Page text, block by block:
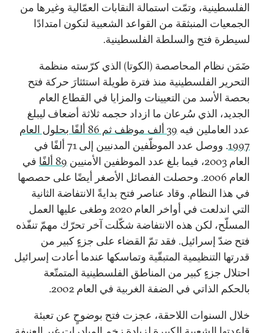
الفلسطينية، وتمّت استمالة النقابات العمّالية وغيرها من
الجمعيات المنبثقة من القواعد الشعبية لتكون امتدادًا
لسيطرة فتح والسلطة الفلسطينية.
ضَمَن نظام المحاصصة (الكوتا) الذي كرّسته منظمة
التحرير الفلسطينية منذ فترة طويلة استئثارَ حركة فتح
بحصة الأسد من التعيينات والمزايا في القطاع العام
الجديد، الذي سُرعان ما ازداد حجمه ثلاثة أضعاف ليبلغ
عدد العاملين فيه
39 ألف موظف ثم 86 ألفًا بحلول العام
1997
. ووصل عدد الموظّفين المدنيين إلى 71 ألفًا في
العام 2003، فيما بلغ عدد الموظفين الأمنيين
89 ألفًا
في
العام 2006. وحصلت الفصائل الأصغر أيضًا على حصصها
في هذا النظام. وقاد عناصر فتح بدايةً الانتفاضة الثانية
التي اندلعت في أواخر العام 2020 وطغى عليها العمل
المسلّح، لكن هذه الانتفاضة شكّلت آخر تحرّك مهمّ تنفّذه
فتح ضدّ إسرائيل. فقد تمّ القضاء على جزءٍ كبير من
قدرتها التنظيمية المتبقّية وتماسكها عندما أعادت إسرائيل
احتلال جزءٍ كبير من المناطق الفلسطينية المتمتّعة
بالحكم الذاتي في الضفة الغربية في العام 2002.
خلال السنوات اللاحقة، عجزت فتح بوضوحٍ عن تعبئة